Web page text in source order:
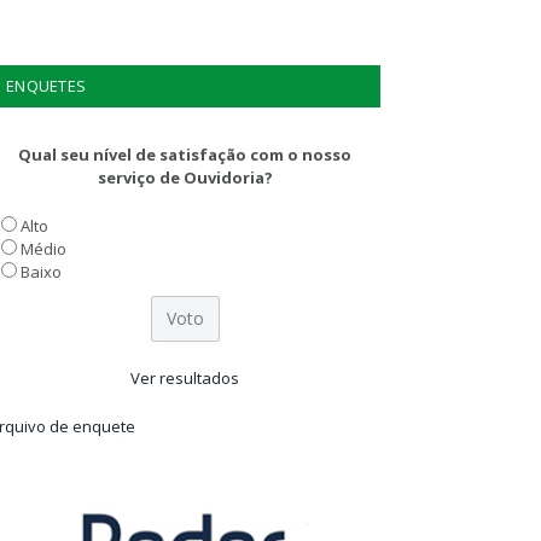
ENQUETES
Qual seu nível de satisfação com o nosso
serviço de Ouvidoria?
Alto
Médio
Baixo
Ver resultados
de enquete